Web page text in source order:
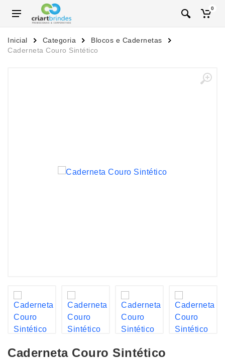
0
Inicial Categoria
Blocos e Cadernetas
Caderneta Couro Sintético
Caderneta Couro Sintético